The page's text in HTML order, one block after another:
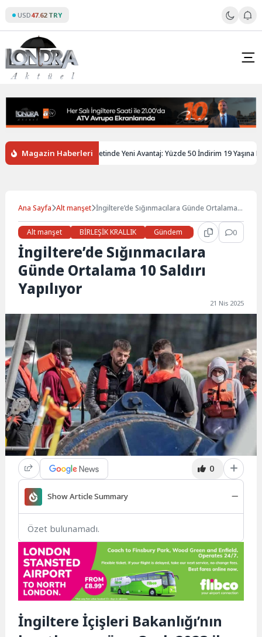
content
USD47.62 TRY
Magazin Haberleri
Gençlere Tren Biletinde Yeni Avantaj: Yüzde 50 İndirim 19 Yaşına
Ana Sayfa Alt manşet İngiltere’de Sığınmacılara Günde Ortalama
Alt manşet
BİRLEŞİK KRALLIK Gündem Haberler 0
İngiltere’de Sığınmacılara
Günde Ortalama 10 Saldırı
Yapılıyor
21 Nis 2025
0
Show Article Summary
Özet bulunamadı.
İngiltere İçişleri Bakanlığı’nın